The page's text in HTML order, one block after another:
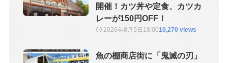
開催！カツ丼や定食、カツカ
レーが150円OFF！
2026年8月5日 18:0010,270 views
魚の棚商店街に「鬼滅の刃」